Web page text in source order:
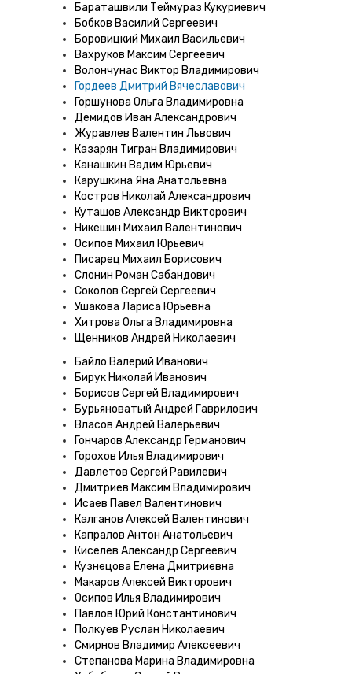
Бараташвили Теймураз Кукуриевич
Бобков Василий Сергеевич
Боровицкий Михаил Васильевич
Вахруков Максим Сергеевич
Волончунас Виктор Владимирович
Гордеев Дмитрий Вячеславович
Горшунова Ольга Владимировна
Демидов Иван Александрович
Журавлев Валентин Львович
Казарян Тигран Владимирович
Канашкин Вадим Юрьевич
Карушкина Яна Анатольевна
Костров Николай Александрович
Куташов Александр Викторович
Никешин Михаил Валентинович
Осипов Михаил Юрьевич
Писарец Михаил Борисович
Слонин Роман Сабандович
Соколов Сергей Сергеевич
Ушакова Лариса Юрьевна
Хитрова Ольга Владимировна
Щенников Андрей Николаевич
Байло Валерий Иванович
Бирук Николай Иванович
Борисов Сергей Владимирович
Бурьяноватый Андрей Гаврилович
Власов Андрей Валерьевич
Гончаров Александр Германович
Горохов Илья Владимирович
Давлетов Сергей Равилевич
Дмитриев Максим Владимирович
Исаев Павел Валентинович
Калганов Алексей Валентинович
Капралов Антон Анатольевич
Киселев Александр Сергеевич
Кузнецова Елена Дмитриевна
Макаров Алексей Викторович
Осипов Илья Владимирович
Павлов Юрий Константинович
Полкуев Руслан Николаевич
Смирнов Владимир Алексеевич
Степанова Марина Владимировна